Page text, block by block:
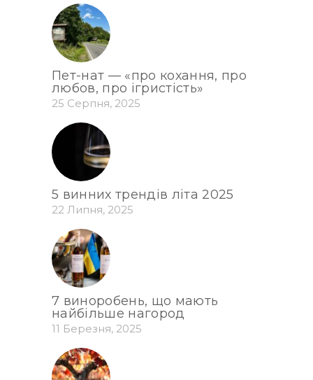
Пет-нат — «про кохання, про
любов, про ігристість»
25 Серпня, 2025
5 винних трендів літа 2025
22 Липня, 2025
7 виноробень, що мають
найбільше нагород
11 Березня, 2025